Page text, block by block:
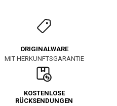
ORIGINALWARE
MIT HERKUNFTSGARANTIE
KOSTENLOSE
RÜCKSENDUNGEN